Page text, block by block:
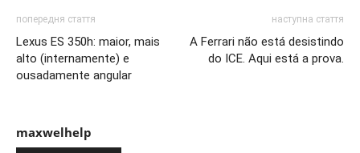
попередня стаття
Lexus ES 350h: maior, mais
alto (internamente) e
ousadamente angular
наступна стаття
A Ferrari não está desistindo
do ICE. Aqui está a prova.
maxwelhelp